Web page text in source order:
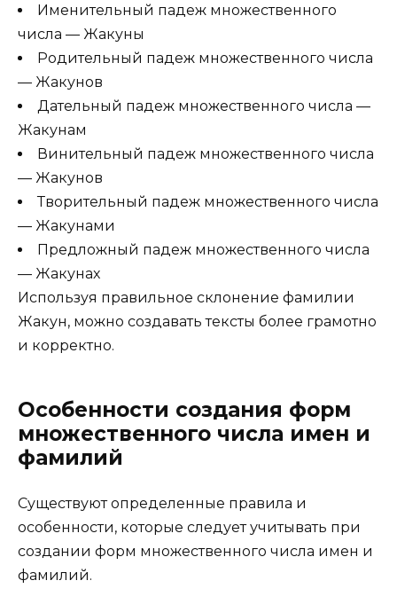
Именительный падеж множественного
числа — Жакуны
Родительный падеж множественного числа
— Жакунов
Дательный падеж множественного числа —
Жакунам
Винительный падеж множественного числа
— Жакунов
Творительный падеж множественного числа
— Жакунами
Предложный падеж множественного числа
— Жакунах
Используя правильное склонение фамилии
Жакун, можно создавать тексты более грамотно
и корректно.
Особенности создания форм
множественного числа имен и
фамилий
Существуют определенные правила и
особенности, которые следует учитывать при
создании форм множественного числа имен и
фамилий.